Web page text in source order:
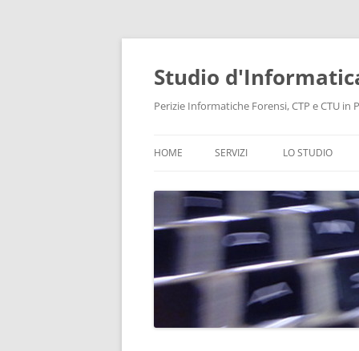
Vai
contenuto
Studio
Perizie Informatiche Forensi, CTP e CTU in
HOME SERVIZI
CONSULENZA INFORMATICA
PROTEZIONE DATI E PRIVACY
RECUPERO DATI
LO STUDIO